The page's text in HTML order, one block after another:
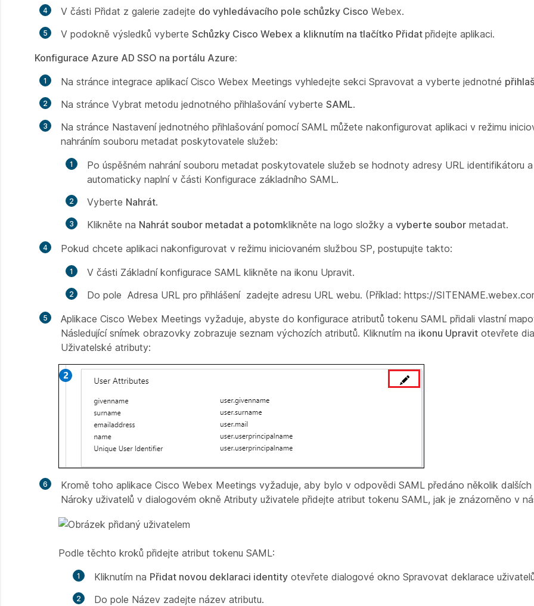
V části Přidat z galerie zadejte do vyhledávacího pole schůzky Cisco Webex.
V podokně výsledků vyberte Schůzky Cisco Webex a kliknutím na tlačítko Přidat přidejte aplikaci.
Konfigurace Azure AD SSO na portálu Azure:
Na stránce integrace aplikací Cisco Webex Meetings vyhledejte sekci Spravovat a vyberte jednotné
Na stránce Vybrat metodu jednotného přihlašovánívyberte SAML.
Na stránce Nastavení jednotného přihlašování pomocí SAML můžete nakonfigurovat aplikaci v režimu
nahráním souboru metadat poskytovatele služeb:
Po úspěšném nahrání souboru metadat poskytovatele služeb se hodnoty adresy URL identifikátoru
automaticky naplní v části Konfigurace základního SAML.
Vyberte Nahrát.
Klikněte na Nahrát soubor metadat a potomklikněte na logo složky a vyberte soubor metadat.
Pokud chcete aplikaci nakonfigurovat v režimu iniciovaném službou SP, postupujte takto:
V části Základní konfigurace SAML klikněte na ikonu Upravit.
Do pole Adresa URL pro přihlášenízadejte adresu URL webu. (Příklad: https://
Aplikace Cisco Webex Meetings vyžaduje, abyste do konfigurace atributů tokenu SAML přidali vlastní
Následující snímek obrazovky zobrazuje seznam výchozích atributů. Kliknutím na ikonu Upravit otevřete
Uživatelské atributy:
Kromě toho aplikace Cisco Webex Meetings vyžaduje, aby bylo v odpovědi SAML předáno několik dalších
Nároky uživatelů v dialogovém okně Atributy uživatele přidejte atribut tokenu SAML, jak je znázorněno v
Podle těchto kroků přidejte atribut tokenu SAML:
Kliknutím na Přidat novou deklaraci identity otevřete dialogové okno Spravovat deklarace
Do pole Název zadejte název atributu.